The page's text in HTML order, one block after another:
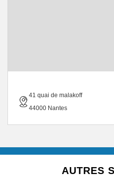
41 quai de malakoff
44000 Nantes
AUTRES